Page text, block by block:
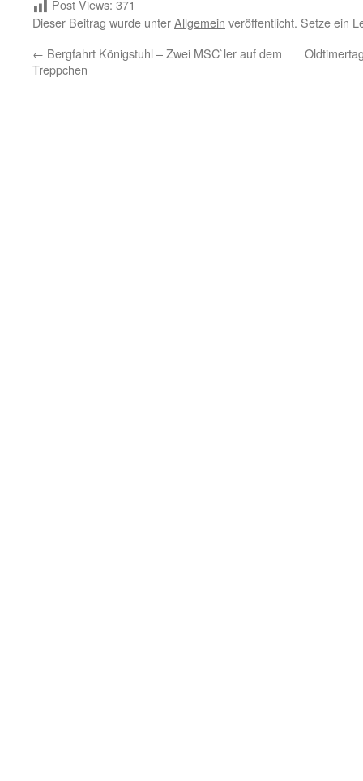
Post Views: 371
Dieser Beitrag wurde unterAllgemein veröffentlicht. Setze ein
← Bergfahrt Königstuhl – Zwei MSC`ler auf dem
Treppchen